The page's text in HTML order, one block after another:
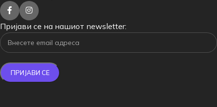
Пријави се на нашиот newsletter: